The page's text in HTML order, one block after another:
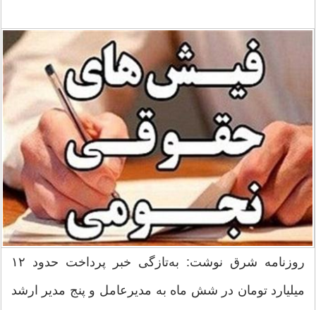
روزنامه شرق نوشت: به‌تازگی خبر پرداخت حدود ۱۲
میلیارد تومان در شش ماه به مدیرعامل و پنج مدیر ارشد